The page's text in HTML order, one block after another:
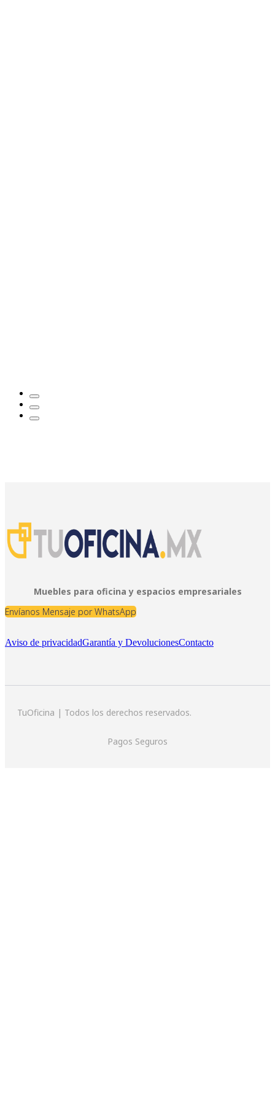
Muebles para oficina y espacios empresariales
Envíanos Mensaje por WhatsApp
Aviso de privacidadGarantía y DevolucionesContacto
TuOficina | Todos los derechos reservados.
Pagos Seguros